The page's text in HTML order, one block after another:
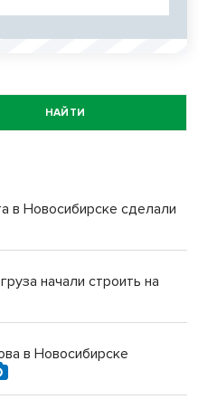
НАЙТИ
в Новосибирске сделали
начали строить на
в Новосибирске